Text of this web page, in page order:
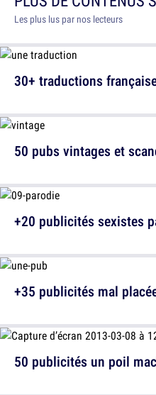
Les plus lus par nos lecteurs
30+ traductions
+20 publicités sexistes
50 publicités un poil
50 pubs vintages et
+35 publicités mal